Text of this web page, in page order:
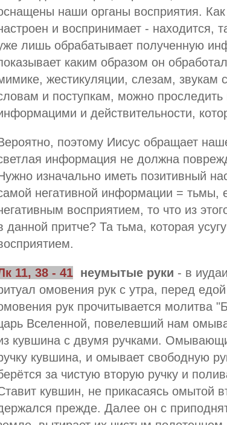
наши органы восприятия.
и воспринимает - находится,
лишь обрабатывает полученную
каким образом он
жестикуляции, слезам, звукам
и поступкам, можно
и действительности,
поэтому Иисус обращает
информация не должна
изначально иметь позитивный
негативной информации = тьмы,
восприятием, то что из
данной притче? Та тьма, которая
11, 38 - 41 неумытые руки - в
омовения рук с утра, перед
рук прочитывается молитва
Вселенной, повелевший нам
кувшина с двумя ручками.
кувшина, и омывает свободную
за чистую вторую ручку и
кувшин, не прикасаясь омытой
прежде. Далее он с